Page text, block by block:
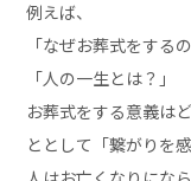
例えば、
「なぜお葬式をする
「人の一生とは？
お葬式をする意義は
ととして「繋がりを